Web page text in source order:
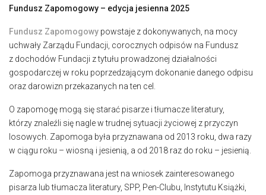
Fundusz Zapomogowy – edycja jesienna 2025
Fundusz Zapomogowy powstaje z dokonywanych, na mocy
uchwały Zarządu Fundacji, corocznych odpisów na Fundusz
z dochodów Fundacji z tytułu prowadzonej działalności
gospodarczej w roku poprzedzającym dokonanie danego odpisu
oraz darowizn przekazanych na ten cel.
O zapomogę mogą się starać pisarze i tłumacze literatury,
którzy znaleźli się nagle w trudnej sytuacji życiowej z przyczyn
losowych. Zapomoga była przyznawana od 2013 roku, dwa razy
w ciągu roku – wiosną i jesienią, a od 2018 raz do roku – jesienią.
Zapomoga przyznawana jest na wniosek zainteresowanego
pisarza lub tłumacza literatury, SPP, Pen-Clubu, Instytutu Książki,